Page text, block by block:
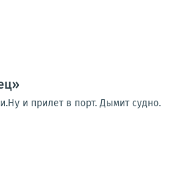
и прилет в порт. Дымит судно.